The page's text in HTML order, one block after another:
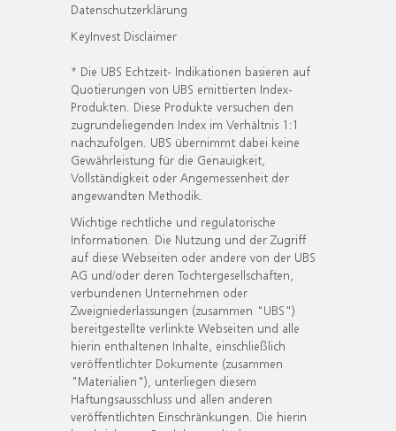
Datenschutzerklärung
KeyInvest Disclaimer
* Die UBS Echtzeit- Indikationen basieren auf
Quotierungen von UBS emittierten Index-
Produkten. Diese Produkte versuchen den
zugrundeliegenden Index im Verhältnis 1:1
nachzufolgen. UBS übernimmt dabei keine
Gewährleistung für die Genauigkeit,
Vollständigkeit oder Angemessenheit der
angewandten Methodik.
Wichtige rechtliche und regulatorische
Informationen. Die Nutzung und der Zugriff
auf diese Webseiten oder andere von der UBS
AG und/oder deren Tochtergesellschaften,
verbundenen Unternehmen oder
Zweigniederlassungen (zusammen "UBS")
bereitgestellte verlinkte Webseiten und alle
hierin enthaltenen Inhalte, einschließlich
veröffentlichter Dokumente (zusammen
"Materialien"), unterliegen diesem
Haftungsausschluss und allen anderen
veröffentlichten Einschränkungen. Die hierin